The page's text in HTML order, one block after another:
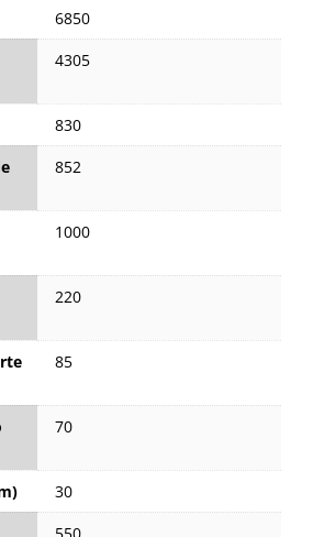
6850
4305
830
852
1000
220
85
70
30
550